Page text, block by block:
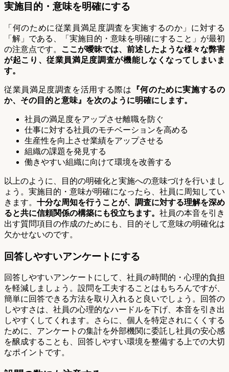
実施目的・意味を明確にする
「何のために従業員満足度調査を実施するのか」に対する
「解」である、「実施目的・意味を明確にすること」が最初
の注意点です。 ここが曖昧では、前述したような様々な弊害
が起こり、従業員満足度調査が機能しなくなってしまいま
す。
従業員満足度調査を活用する際は 『何のために実施するの
か、その目的と意味』を次のように明確にします。
社員の満足度をアップさせ離職を防ぐ
仕事に対する社員のモチベーションを高める
生産性を向上させ業績をアップさせる
組織の課題を発見する
働きやすい組織に向けて環境を改善する
以上のように、目的の明確化と実施への意味づけを行いまし
ょう。実施目的・意味が明確になったら、社員に周知してい
きます。 十分な周知を行うことが、調査に対する理解を深め
ると共に信頼関係の構築にも役立ちます。 社員の本音を引き
出す質問項目の作成のためにも、目的そして意味の明確化は
欠かせないのです。
回答しやすいアンケートにする
回答しやすいアンケートにして、社員の時間的・心理的負担
を軽減しましょう。設問を工夫することはもちろんですが、
簡単に回答できる方法を取り入れると良いでしょう。回答の
しやすさは、社員の心理的なハードルを下げ、本音を引き出
しやすくしてくれます。さらに、個人を特定されにくくする
ために、アンケートの集計を外部機関に委託し社員の安心感
を醸成することも、回答しやすい環境を整備する上での大切
なポイントです。